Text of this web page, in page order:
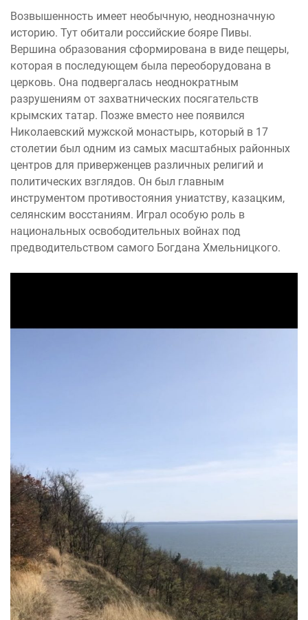
Возвышенность имеет необычную, неоднозначную
историю. Тут обитали российские бояре Пивы.
Вершина образования сформирована в виде пещеры,
которая в последующем была переоборудована в
церковь. Она подвергалась неоднократным
разрушениям от захватнических посягательств
крымских татар. Позже вместо нее появился
Николаевский мужской монастырь, который в 17
столетии был одним из самых масштабных районных
центров для приверженцев различных религий и
политических взглядов. Он был главным
инструментом противостояния униатству, казацким,
селянским восстаниям. Играл особую роль в
национальных освободительных войнах под
предводительством самого Богдана Хмельницкого.